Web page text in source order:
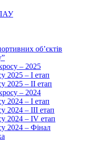
об’єктів
– 2025
2025 – I етап
2025 – II етап
– 2024
2024 – I етап
2024 – III етап
2024 – IV етап
2024 – Фінал